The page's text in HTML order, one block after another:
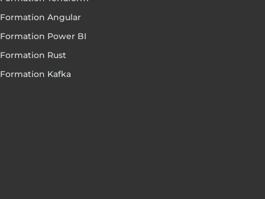
Formation Angular
Formation Power BI
Formation Rust
Formation Kafka